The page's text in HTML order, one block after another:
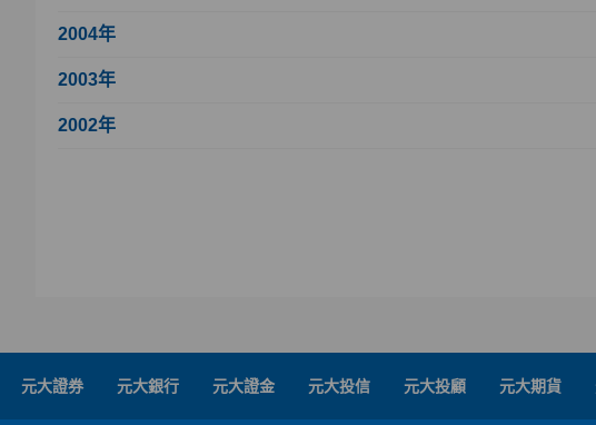
2004年
2003年
2002年
元大證券 元大銀行 元大證金 元大投信 元大投顧 元大期貨